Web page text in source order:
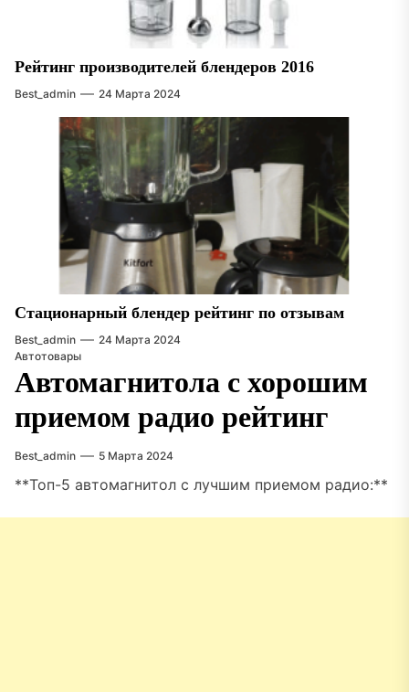
Рейтинг производителей блендеров 2016
Best_admin 24 Марта 2024
Стационарный блендер рейтинг по отзывам
Best_admin
24 Марта 2024
Автотовары
Автомагнитола с хорошим
приемом радио рейтинг
Best_admin 5 Марта 2024
**Топ-5 автомагнитол с лучшим приемом радио:**